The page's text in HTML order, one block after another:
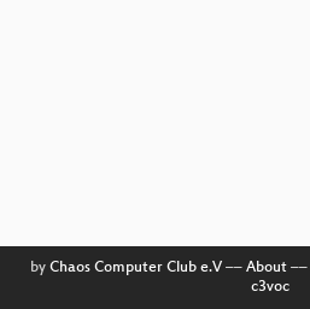
by Chaos Computer Club e.V–– About––
c3voc